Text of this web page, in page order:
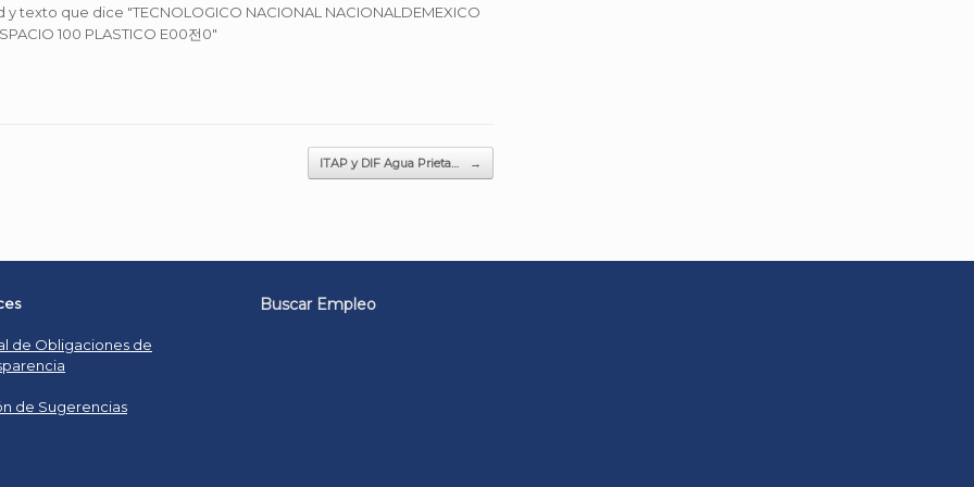
ITAP y DIF Agua Prieta… →
de Obligaciones de
de Sugerencias
Buscar Empleo